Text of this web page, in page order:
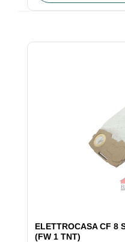
ELETTROCASA CF 8
(FW 1 TNT)